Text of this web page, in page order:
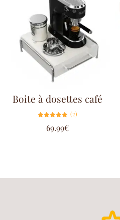
Boite à dosettes café
5.00
sur 5
(2)
69.99€